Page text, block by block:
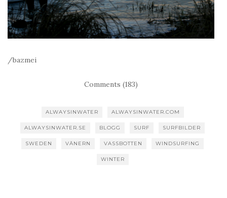
/bazmei
Comments (183)
ALWAYSINWATER ALWAYSINWATER.COM
ALWAYSINWATER.SE BLOGG SURF SURFBILDER
SWEDEN VÄNERN VASSBOTTEN WINDSURFING
WINTER